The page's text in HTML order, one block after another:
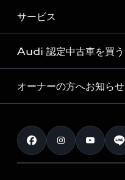
デジタルサービス
見積り依頼
試乗予約
特別仕様モデル / 限定モデル
e-tronラインアップ
価格シミュレーション
車両比較
カタログ一覧
純正アクセサリー
オンラインショップ
Audi collection
アウディナビアプリ
サービス
サービス入庫予約
サービスプログラム
メンテナンス
車検 / 定期点検
e-tronアフターサポート
Audi 認定中古車を買う
Audi認定中古車
クオリティ
保証
オーナーの方へお知らせ
お知らせ
オーナー様向けキャンペーン